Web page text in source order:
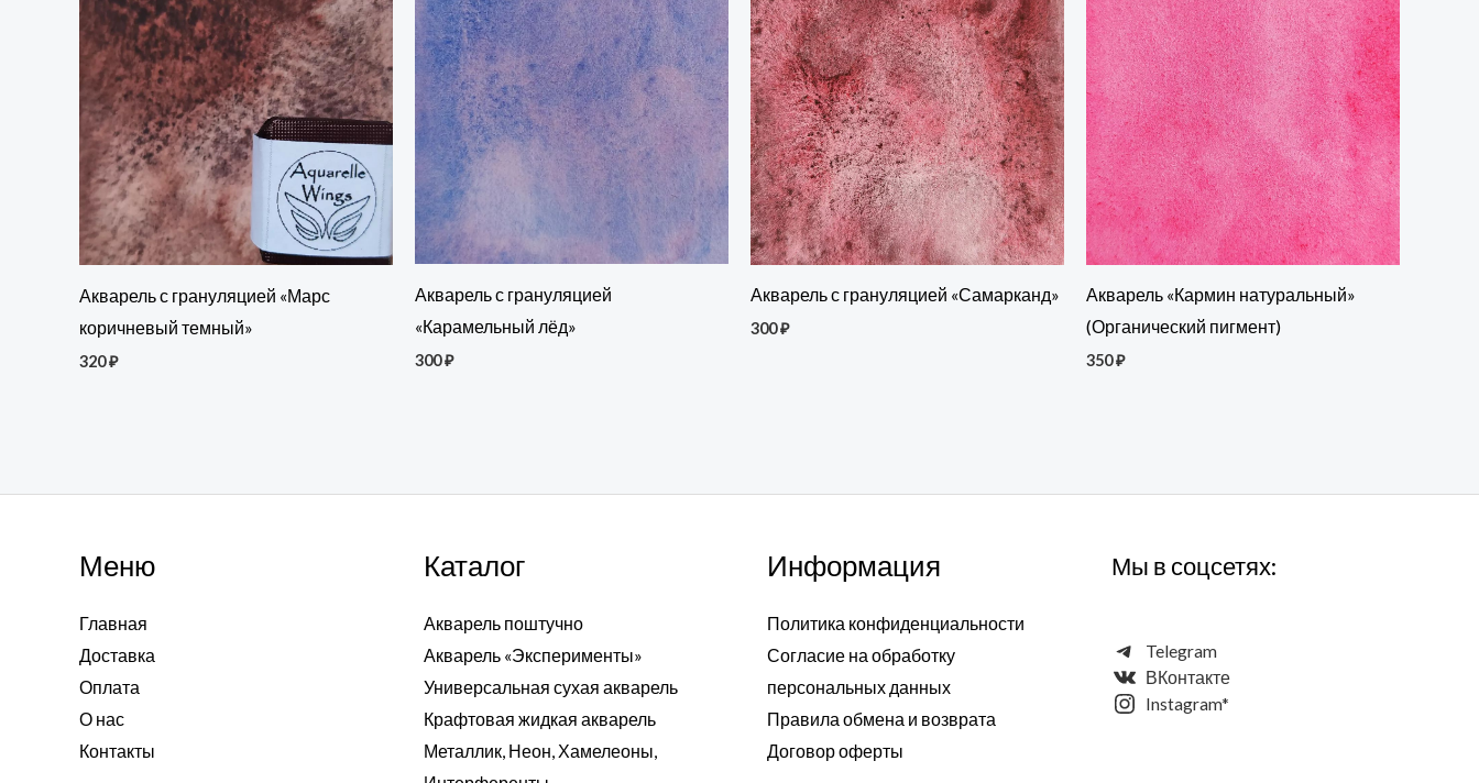
Акварель с грануляцией «Марс
коричневый темный»
320₽
Акварель с грануляцией
«Карамельный лёд»
300₽
Акварель с грануляцией «Самарканд»
300₽
Акварель «Кармин натуральный»
(Органический пигмент)
350₽
Меню
Главная
Доставка
Оплата
О нас
Контакты
Каталог
Акварель поштучно
Акварель «Эксперименты»
Универсальная сухая акварель
Крафтовая жидкая акварель
Металлик, Неон, Хамелеоны,
Информация
Политика конфиденциальности
Согласие на обработку
персональных данных
Правила обмена и возврата
Договор оферты
Мы в соцсетях:
Telegram
ВКонтакте
Instagram*